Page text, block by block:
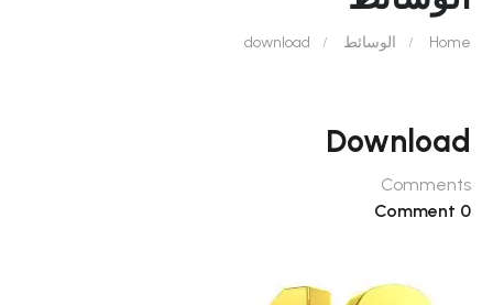
Home الوسائط download
Download
Comments
0 Comment